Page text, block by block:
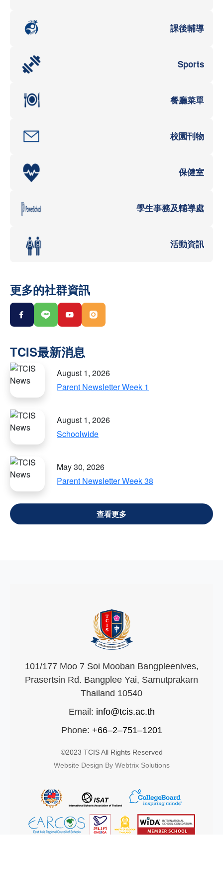
課後輔導
Sports
餐廳菜單
校園刊物
保健室
學生事務及輔導處
活動資訊
更多的社群資訊
August 1, 2026
Parent Newsletter Week 1
August 1, 2026
Schoolwide
May 30, 2026
Parent Newsletter Week 38
VIEW ALL
101/177 Moo 7 Soi Mooban Bangpleenives,
Prasertsin Rd. Bangplee Yai, Samutprakarn
Thailand 10540
Email: info@tcis.ac.th
Phone: +66–2–751–1201
©2023 TCIS All Rights Reserved
Website Design By Webtrix Solutions